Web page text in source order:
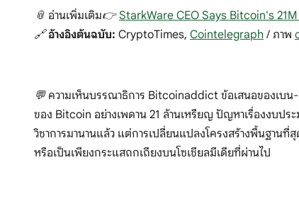
📎 อ่านเพิ่มเติม👉StarkWare CEO Says Bitcoin's
🔗อ้างอิงต้นฉบับ: CryptoTimes, Cointelegraph / ภาพ
💬 ความเห็นบรรณาธิการ Bitcoinaddict ข้อเสนอของเบ
ของ Bitcoin อย่างเพดาน 21 ล้านเหรียญ ปัญหาเรื่องงบป
วิชาการมานานแล้ว แต่การเปลี่ยนแปลงโครงสร้างพื้นฐาน
หรือเป็นเพียงกระแสถกเถียงบนโซเชียลมีเดียที่ผ่านไป